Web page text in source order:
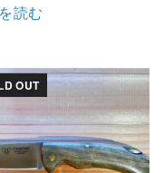
読む
OUT